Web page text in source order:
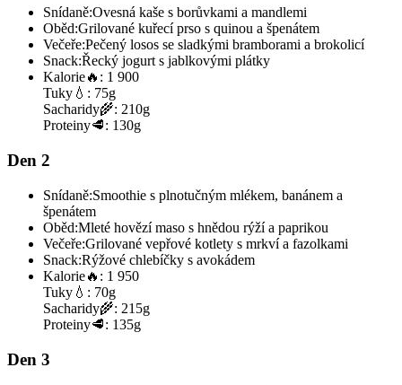
Snídaně:Ovesná kaše s borůvkami a mandlemi
Oběd:Grilované kuřecí prso s quinou a špenátem
Večeře:Pečený losos se sladkými bramborami a brokolicí
Snack:Řecký jogurt s jablkovými plátky
Kalorie🔥: 1 900
Tuky 💧: 75g
Sacharidy🌾: 210g
Proteiny🥩: 130g
Den 2
Snídaně:Smoothie s plnotučným mlékem, banánem a
špenátem
Oběd:Mleté hovězí maso s hnědou rýží a paprikou
Večeře:Grilované vepřové kotlety s mrkví a fazolkami
Snack:Rýžové chlebíčky s avokádem
Kalorie🔥: 1 950
Tuky 💧: 70g
Sacharidy🌾: 215g
Proteiny🥩: 135g
Den 3